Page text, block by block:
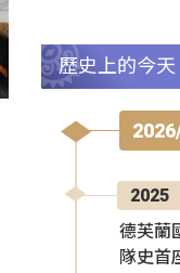
歷史上的今天
2025
德芙蘭
隊史首